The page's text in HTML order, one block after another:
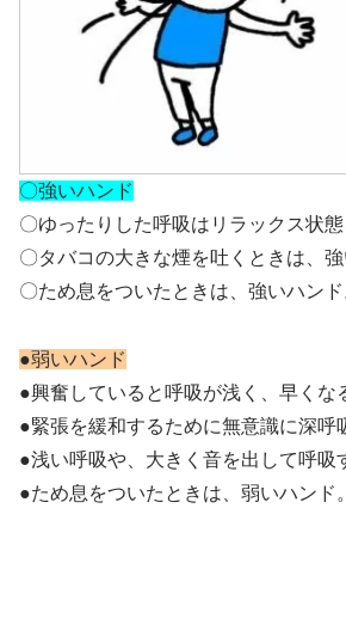
〇強いハンド
〇ゆったりした呼吸はリラックス状態
〇タバコの大きな煙を吐くときは、強
〇ため息をついたときは、強いハンド
●弱いハンド
●興奮していると呼吸が浅く、早くな
●緊張を緩和するために無意識に深呼
●浅い呼吸や、大きく音を出して呼吸
●ため息をついたときは、弱いハンド